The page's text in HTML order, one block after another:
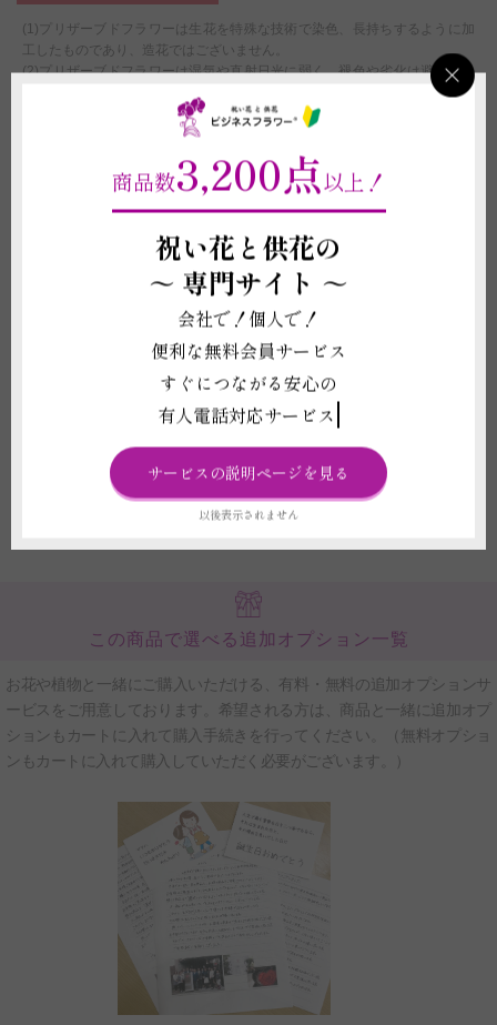
(1)プリザーブドフラワーは生花を特殊な技術で染色、長持ちするように加
工したものであり、造花ではございません。
(2)プリザーブドフラワーは湿気や直射日光に弱く、褪色や劣化は避けられ
(3)生花を特殊加工した繊細な商品のため、欠けがある場合がございます。
また、仕入れ状況等により花の種類や色が変動することがございますので、
(4)メッセージカードや花器、装飾品などの資材は掲載写真と差異が生じる
場合がございます。
(5)受注制作（オーダー）のため、商品作成後の変更・取り消しを承ること
ができません。制作開始後に、万が一ご注文をお取り消しされた場合も代金
はご注文者様に全額負担いただきます。
(1)平日12:00以降、土曜日12:00以降、及び営業時間外または休業日にいた
だいたご注文につきましては、翌営業日をもってご注文を承諾したものとさ
(2)交通事情、天候状況などの免責理由により遅延が発生した場合、当店や
配送担当フラワーショップでは一切の責任を負いかねます。尚、遅延が発生
した場合に個別にご連絡することはできません。
(3)デザイナーの休業や花の在庫の都合上、お届けまでにかかる日数に変更
がある場合がございます。お届け日の指定に強いご希望がございましたら必
ずご注文の申し込み前に当店へお電話もしくはチャットサービスよりお問い
この商品で選べる追加オプション一覧
お花や植物と一緒にご購入いただける、有料・無料の追加オプションサ
ービスをご用意しております。希望される方は、商品と一緒に追加オプ
ションもカートに入れて購入手続きを行ってください。（無料オプショ
ンもカートに入れて購入していただく必要がございます。）
商品数3,200点以上！
祝い花と供花の
～ 専門サイト ～
会社で！個人で！
便利な無料会員サービス
すぐにつながる安心の
有人電話対応サービス
サービスの説明ページを見る
以後表示されません